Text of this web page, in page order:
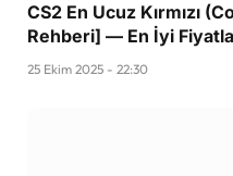
CS2 En Ucuz Kırmızı
Rehberi] — En İyi
25 Ekim 2025 - 22:30